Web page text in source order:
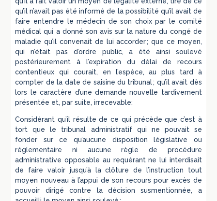
qu’il n’avait pas été informé de la possibilité qu’il avait de
faire entendre le médecin de son choix par le comité
médical qui a donné son avis sur la nature du congé de
maladie qu’il convenait de lui accorder ; que ce moyen,
qui n’était pas d’ordre public, a été ainsi soulevé
postérieurement à l’expiration du délai de recours
contentieux qui courait, en l’espèce, au plus tard à
compter de la date de saisine du tribunal ; qu’il avait dès
lors le caractère d’une demande nouvelle tardivement
présentée et, par suite, irrecevable;
Considérant qu’il résulte de ce qui précède que c’est à
tort que le tribunal administratif qui ne pouvait se
fonder sur ce qu’aucune disposition législative ou
réglementaire ni aucune règle de procédure
administrative opposable au requérant ne lui interdisait
de faire valoir jusqu’à la clôture de l’instruction tout
moyen nouveau à l’appui de son recours pour excès de
pouvoir dirigé contre la décision susmentionnée, a